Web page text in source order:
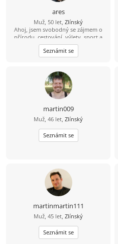
ares
Muž, 50 let, Zlínský
Ahoj, jsem svobodný se zájmem o
přírodu, cestování, výlety, sport a
rád bych poznal fajn holku do
pohody i nepohody...
Seznámit se
martin009
Muž, 46 let, Zlínský
Seznámit se
martinmartin111
Muž, 45 let, Zlínský
Seznámit se